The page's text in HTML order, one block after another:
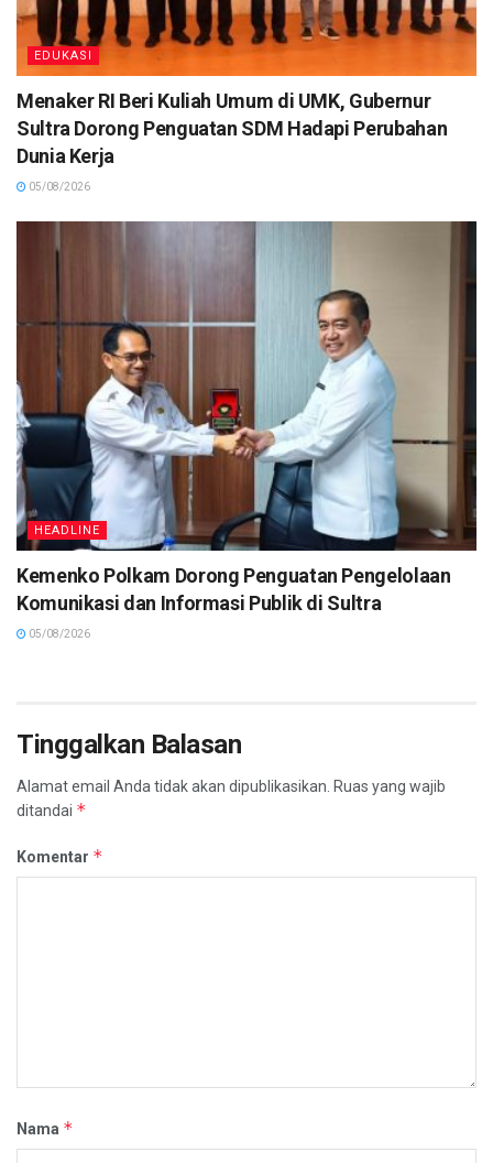
EDUKASI
Menaker RI Beri Kuliah Umum di UMK, Gubernur
Sultra Dorong Penguatan SDM Hadapi Perubahan
Dunia Kerja
05/08/2026
HEADLINE
Kemenko Polkam Dorong Penguatan Pengelolaan
Komunikasi dan Informasi Publik di Sultra
05/08/2026
Tinggalkan Balasan
Alamat email Anda tidak akan dipublikasikan. Ruas yang wajib
ditandai *
Komentar *
Nama *